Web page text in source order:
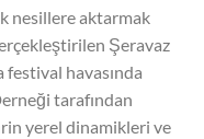
nesillere aktarmak
Şeravaz
havasında
tarafından
yerel dinamikleri ve